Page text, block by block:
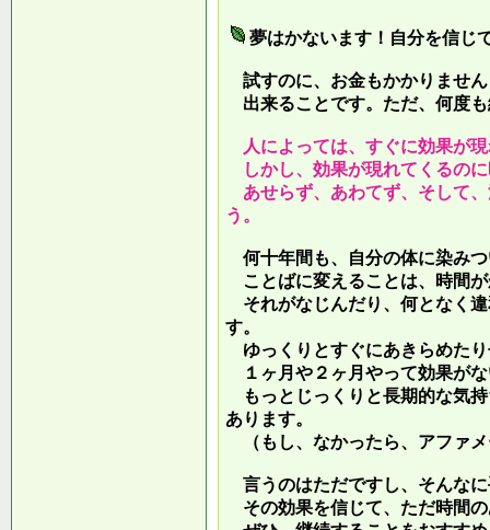
夢はかないます！自分を信じ
試すのに、お金もかかりませ
出来ることです。ただ、何度
人によっては、すぐに効果が
しかし、効果が現れてくるの
あせらず、あわてず、そして
う。
何十年間も、自分の体に染み
ことばに変えることは、時間
それがなじんだり、何となく
す。
ゆっくりとすぐにあきらめた
１ヶ月や２ヶ月やって効果が
もっとじっくりと長期的な気
あります。
（もし、なかったら、アファ
言うのはただですし、そんな
その効果を信じて、ただ時間